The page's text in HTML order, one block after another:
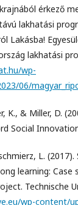
érkező
lakhatási
Lakásba!
lakhatási
wp-
06/
K., & Miller, D.
Social
L.
learning: Case
Technische
wp-content/